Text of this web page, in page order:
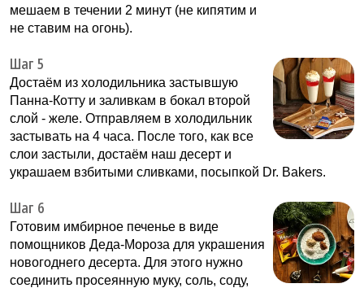
мешаем в течении 2 минут (не кипятим и
не ставим на огонь).
Шаг 5
Достаём из холодильника застывшую
Панна-Котту и заливкам в бокал второй
слой - желе. Отправляем в холодильник
застывать на 4 часа. После того, как все
слои застыли, достаём наш десерт и
украшаем взбитыми сливками, посыпкой Dr. Bakers.
Шаг 6
Готовим имбирное печенье в виде
помощников Деда-Мороза для украшения
новогоднего десерта. Для этого нужно
соединить просеянную муку, соль, соду,